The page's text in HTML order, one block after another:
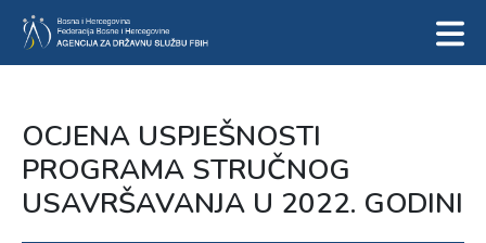
OCJENA USPJEŠNOSTI
PROGRAMA STRUČNOG
USAVRŠAVANJA U 2022. GODINI